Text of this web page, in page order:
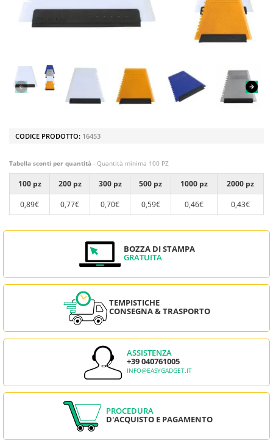
CODICE PRODOTTO: 16453
Tabella sconti per quantità - Quantità minima 100 PZ
100 pz 200 pz 300 pz 500 pz 1000 pz
2000 pz
0,89€
0,77€ 0,70€ 0,59€ 0,46€ 0,43€
BOZZA DI STAMPA
GRATUITA
TEMPISTICHE
CONSEGNA & TRASPORTO
ASSISTENZA
+39 040761005
INFO@EASYGADGET.IT
PROCEDURA
D'ACQUISTO E PAGAMENTO